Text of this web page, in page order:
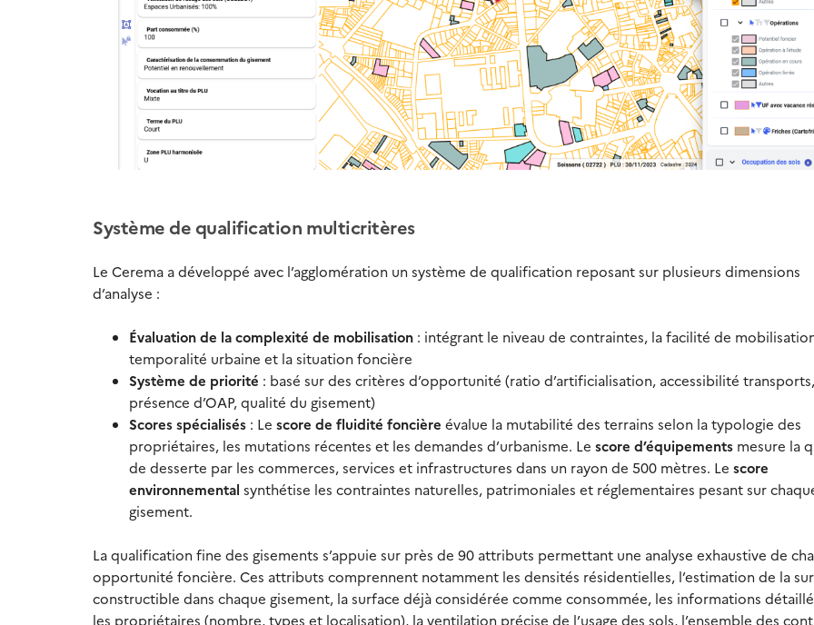
Système de qualification multicritères
Le Cerema a développé avec l’agglomération un système de qualification reposant sur plusieurs dimensions
d’analyse :
Évaluation de la complexité de mobilisation : intégrant le niveau de contraintes, la facilité de
temporalité urbaine et la situation foncière
Système de priorité : basé sur des critères d’opportunité (ratio d’artificialisation, accessibilité transports,
présence d’OAP, qualité du gisement)
Scores spécialisés : Le score de fluidité foncière évalue la mutabilité des terrains selon la typologie des
propriétaires, les mutations récentes et les demandes d’urbanisme. Le score d’équipements mesure la
de desserte par les commerces, services et infrastructures dans un rayon de 500 mètres. Le score
environnemental synthétise les contraintes naturelles, patrimoniales et réglementaires pesant sur
gisement.
La qualification fine des gisements s’appuie sur près de 90 attributs permettant une analyse exhaustive de
opportunité foncière. Ces attributs comprennent notamment les densités résidentielles, l’estimation de la
constructible dans chaque gisement, la surface déjà considérée comme consommée, les informations
les propriétaires (nombre, types et localisation), la ventilation précise de l’usage des sols, l’ensemble des